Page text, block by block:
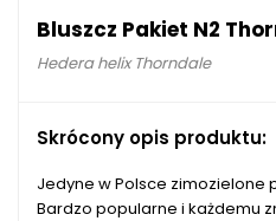
Bluszcz Pakiet N2
Hedera helix Thorndale
Skrócony opis produktu:
Jedyne w Polsce zimozielone
Bardzo popularne i każdemu